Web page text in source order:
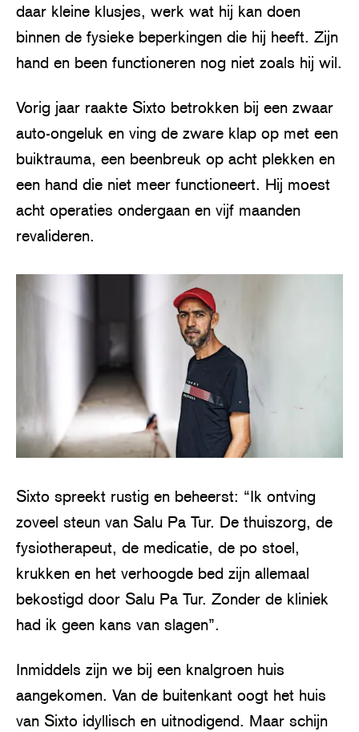
daar kleine klusjes, werk wat hij kan doen
binnen de fysieke beperkingen die hij heeft. Zijn
hand en been functioneren nog niet zoals hij wil.
Vorig jaar raakte Sixto betrokken bij een zwaar
auto-ongeluk en ving de zware klap op met een
buiktrauma, een beenbreuk op acht plekken en
een hand die niet meer functioneert. Hij moest
acht operaties ondergaan en vijf maanden
revalideren.
Sixto spreekt rustig en beheerst: “Ik ontving
zoveel steun van Salu Pa Tur. De thuiszorg, de
fysiotherapeut, de medicatie, de po stoel,
krukken en het verhoogde bed zijn allemaal
bekostigd door Salu Pa Tur. Zonder de kliniek
had ik geen kans van slagen”.
Inmiddels zijn we bij een knalgroen huis
aangekomen. Van de buitenkant oogt het huis
van Sixto idyllisch en uitnodigend. Maar schijn